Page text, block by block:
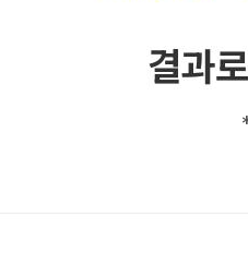
결과